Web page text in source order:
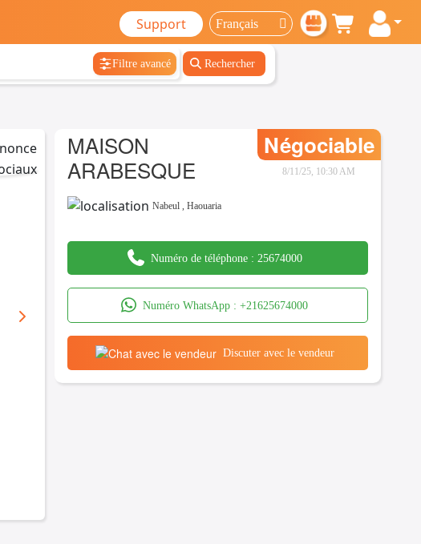
Support
Filtre avancé Rechercher
MAISON
ARABESQUE
Négociable
8/11/25, 10:30 AM
Nabeul ,Haouaria
Numéro de téléphone : 25674000
Numéro WhatsApp : +21625674000
Discuter avec le vendeur